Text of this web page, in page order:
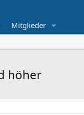
Mitglieder
höher